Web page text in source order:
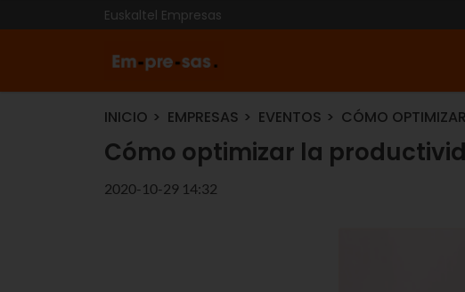
Euskaltel Empresas
INICIO EMPRESAS EVENTOS CÓMO
Cómo optimizar la
2020-10-29 14:32